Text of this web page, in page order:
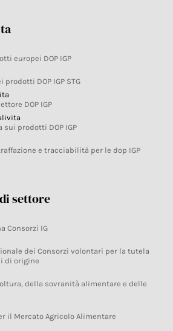
europei DOP IGP
DOP IGP STG
DOP IGP
prodotti DOP IGP
e tracciabilità per le dop IGP
settore
Consorzi IG
dei Consorzi volontari per la tutela
di origine
della sovranità alimentare e delle
il Mercato Agricolo Alimentare